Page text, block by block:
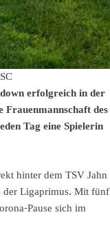
erfolgreich in der
des
Tag eine Spielerin
hinter dem TSV Jahn
der Ligaprimus. Mit fünf
Pause sich im